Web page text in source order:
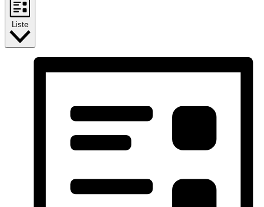
Liste